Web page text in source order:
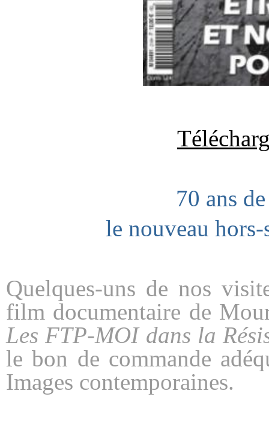
70 ans
le nouveau
Quelques-uns de nos
film documentaire de
Les FTP-MOI dans la
le bon de commande
Images contemporaines.